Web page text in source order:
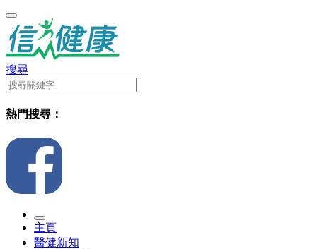
搜尋
熱門搜尋：
主頁
醫健新知